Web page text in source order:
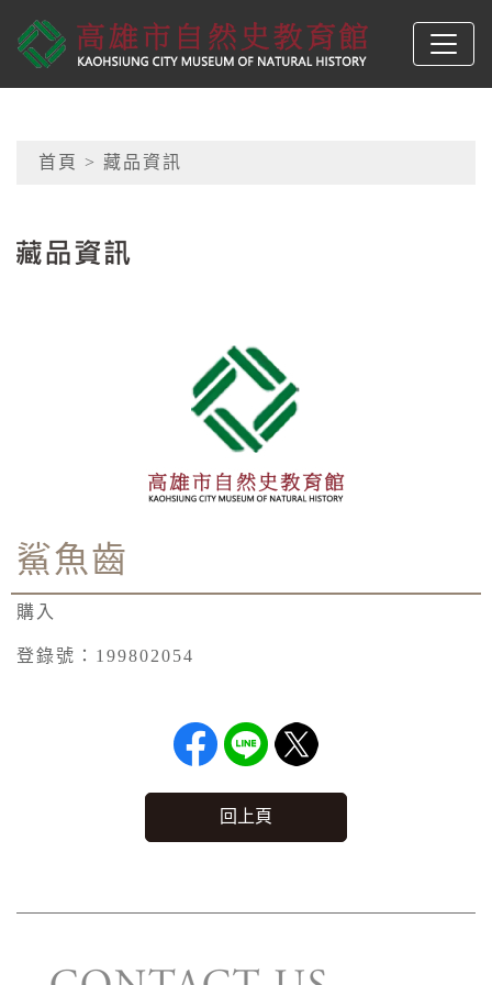
高雄市自然史教育館
網頁導覽
首頁 > 藏品資訊
鯊魚齒
購入
登錄號：199802054
回上頁